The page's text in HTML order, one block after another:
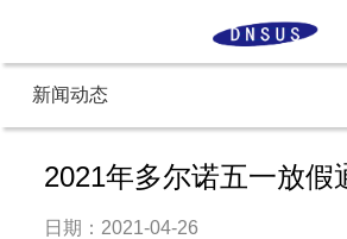
新闻动态
2021年多尔诺五一放假
日期：2021-04-26